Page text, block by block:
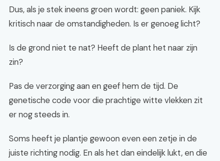
Dus, als je stek ineens groen wordt: geen paniek. Kijk
kritisch naar de omstandigheden. Is er genoeg licht?
Is de grond niet te nat? Heeft de plant het naar zijn
zin?
Pas de verzorging aan en geef hem de tijd. De
genetische code voor die prachtige witte vlekken zit
er nog steeds in.
Soms heeft je plantje gewoon even een zetje in de
juiste richting nodig. En als het dan eindelijk lukt, en die